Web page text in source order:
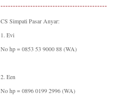
-------------------------------------------
CS Simpati Pasar Anyar:
1. Evi
No hp = 0853 53 9000 88 (WA)
2. Een
No hp = 0896 0199 2996 (WA)